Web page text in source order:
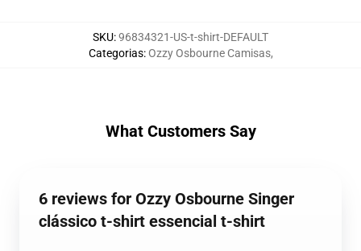
SKU:96834321-US-t-shirt-DEFAULT
Categorias:Ozzy Osbourne Camisas,
What Customers Say
6 reviews for Ozzy Osbourne Singer
clássico t-shirt essencial t-shirt